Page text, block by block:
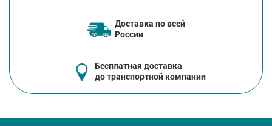
Доставка по всей
России
Бесплатная доставка
до транспортной компании